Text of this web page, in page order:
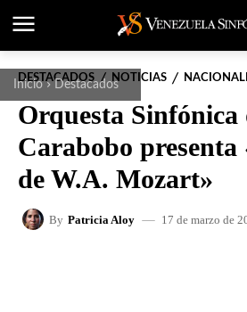
Inicio Destacados
DESTACADOS NOTICIAS
Orquesta Sinfónica
Carabobo presenta
de W.A. Mozart»
By Patricia Aloy 17 de marzo de